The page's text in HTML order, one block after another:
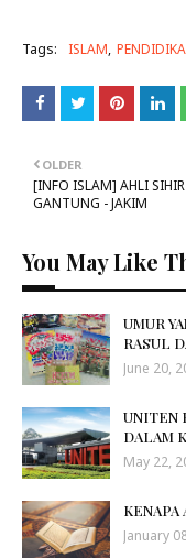
Tags: ISLAM
OLDER
[INFO ISLAM] AHLI
GANTUNG - JAKIM
You May Like
UMUR
RASUL
June 20,
UNITEN
DALAM
May 22,
January